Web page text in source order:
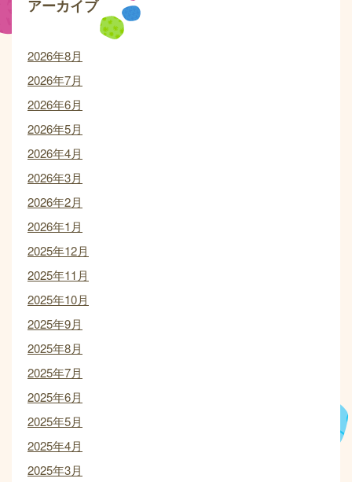
アーカイブ
2026年8月
2026年7月
2026年6月
2026年5月
2026年4月
2026年3月
2026年2月
2026年1月
2025年12月
2025年11月
2025年10月
2025年9月
2025年8月
2025年7月
2025年6月
2025年5月
2025年4月
2025年3月